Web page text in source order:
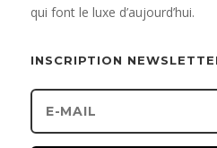
qui font le luxe d’aujourd’hui.
INSCRIPTION